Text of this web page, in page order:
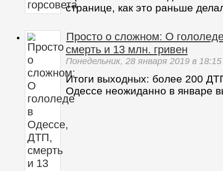
странице, как это раньше
Просто о сложном: О
смерть и 13 млн. гривен
Понедельник, 28 января 2019 в 18:15
Итоги выходных: более 200
Одессе неожиданно в январе